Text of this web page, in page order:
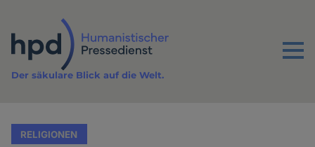
Inhalt
Menu
Der säkulare Blick auf die Welt.
RELIGIONEN